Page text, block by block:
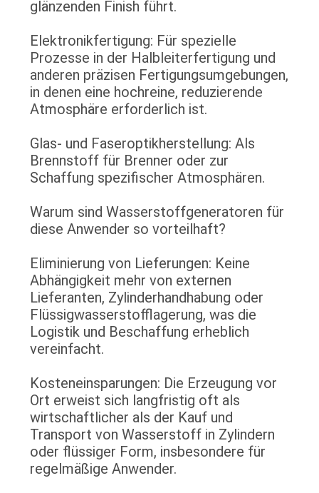
glänzenden Finish führt.
Elektronikfertigung: Für spezielle
Prozesse in der Halbleiterfertigung und
anderen präzisen Fertigungsumgebungen,
in denen eine hochreine, reduzierende
Atmosphäre erforderlich ist.
Glas- und Faseroptikherstellung: Als
Brennstoff für Brenner oder zur
Schaffung spezifischer Atmosphären.
Warum sind Wasserstoffgeneratoren für
diese Anwender so vorteilhaft?
Eliminierung von Lieferungen: Keine
Abhängigkeit mehr von externen
Lieferanten, Zylinderhandhabung oder
Flüssigwasserstofflagerung, was die
Logistik und Beschaffung erheblich
vereinfacht.
Kosteneinsparungen: Die Erzeugung vor
Ort erweist sich langfristig oft als
wirtschaftlicher als der Kauf und
Transport von Wasserstoff in Zylindern
oder flüssiger Form, insbesondere für
regelmäßige Anwender.